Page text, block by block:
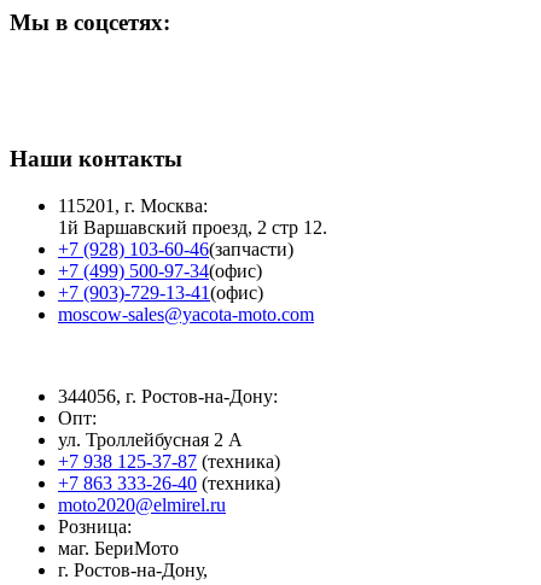
Мы в соцсетях:
Наши контакты
115201, г. Москва:
1й Варшавский проезд, 2 стр 12.
+7 (928) 103-60-46(запчасти)
+7 (499) 500-97-34(офис)
+7 (903)-729-13-41(офис)
moscow-sales@yacota-moto.com
344056, г. Ростов-на-Дону:
Опт:
ул. Троллейбусная 2 А
+7 938 125-37-87 (техника)
+7 863 333-26-40 (техника)
moto2020@elmirel.ru
Розница:
маг. БериМото
г. Ростов-на-Дону,